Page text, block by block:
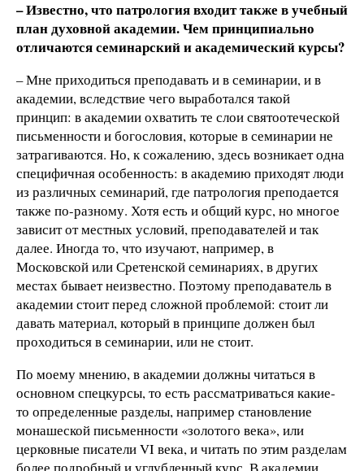
– Известно, что патрология входит также в учебный
план духовной академии. Чем принципиально
отличаются семинарский и академический курсы?
– Мне приходиться преподавать и в семинарии, и в
академии, вследствие чего выработался такой
принцип: в академии охватить те слои святоотеческой
письменности и богословия, которые в семинарии не
затрагиваются. Но, к сожалению, здесь возникает одна
специфичная особенность: в академию приходят люди
из различных семинарий, где патрология преподается
также по-разному. Хотя есть и общий курс, но многое
зависит от местных условий, преподавателей и так
далее. Иногда то, что изучают, например, в
Московской или Сретенской семинариях, в других
местах бывает неизвестно. Поэтому преподаватель в
академии стоит перед сложной проблемой: стоит ли
давать материал, который в принципе должен был
проходиться в семинарии, или не стоит.
По моему мнению, в академии должны читаться в
основном спецкурсы, то есть рассматриваться какие-
то определенные разделы, например становление
монашеской письменности «золотого века», или
церковные писатели VI века, и читать по этим разделам